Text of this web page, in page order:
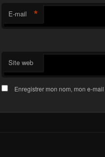
E-mail *
Site web
Enregistrer mon nom, mon e-